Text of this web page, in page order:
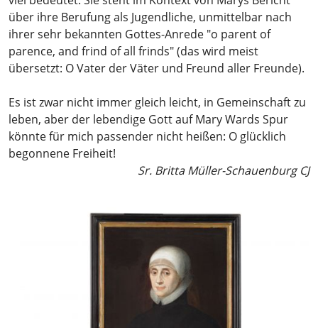
über ihre Berufung als Jugendliche, unmittelbar nach
ihrer sehr bekannten Gottes-Anrede "o parent of
parence, and frind of all frinds" (das wird meist
übersetzt: O Vater der Väter und Freund aller Freunde).
Es ist zwar nicht immer gleich leicht, in Gemeinschaft zu
leben, aber der lebendige Gott auf Mary Wards Spur
könnte für mich passender nicht heißen: O glücklich
begonnene Freiheit!
Sr. Britta Müller-Schauenburg CJ